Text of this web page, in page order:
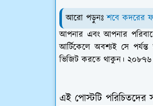
আরো পড়ুনঃশবে কদরের
আপনার এবং আপনার
আর্টিকেলে অবশ্যই সে
ভিজিট করতে থাকুন। ২০৮৭৬
এই পোস্টটি পরিচিতদের